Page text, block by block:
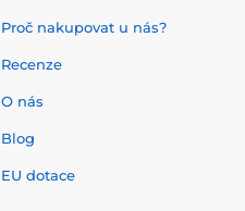
Proč nakupovat u nás?
Recenze
O nás
Blog
EU dotace